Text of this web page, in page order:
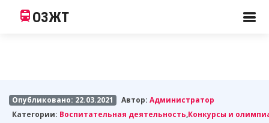
ОЗЖТ
Опубликовано: 22.03.2021 Автор:Администратор
Категории: Воспитательная деятельность,Конкурсы и